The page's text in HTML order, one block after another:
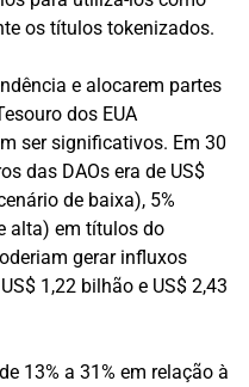
os títulos tokenizados.
e alocarem partes
dos EUA
ser significativos. Em 30
das DAOs era de US$
de baixa), 5%
alta) em títulos do
gerar influxos
1,22 bilhão e US$ 2,43
13% a 31% em relação à